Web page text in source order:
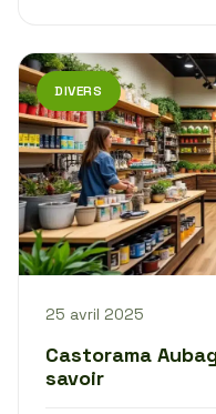
DIVERS
25 avril 2025
Castorama
savoir